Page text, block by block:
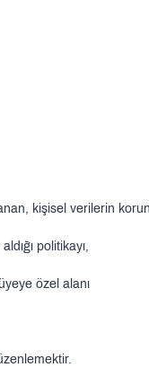
kişisel verilerin
politikayı,
özel alanı